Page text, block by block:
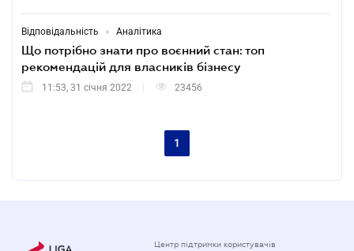
Відповідальність • Аналітика
Що потрібно знати про воєнний стан: топ
рекомендацій для власників бізнесу
11:53, 31 січня 2022 23456
1
Центр підтримки користувачів